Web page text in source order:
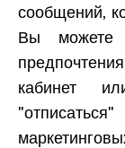
сообщений,
Вы можете
кабинет